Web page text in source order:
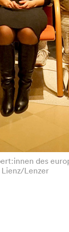
des
Lienz/Lenzer